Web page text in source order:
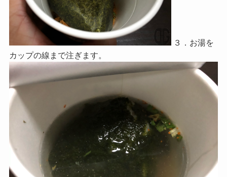
３．お湯を
カップの線まで注ぎます。